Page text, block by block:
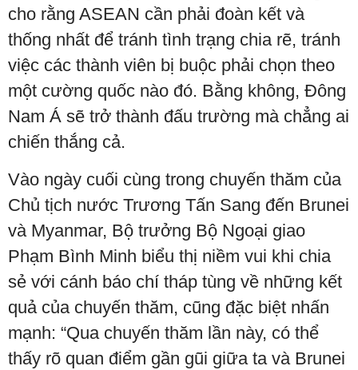
cho rằng ASEAN cần phải đoàn kết và
thống nhất để tránh tình trạng chia rẽ, tránh
việc các thành viên bị buộc phải chọn theo
một cường quốc nào đó. Bằng không, Đông
Nam Á sẽ trở thành đấu trường mà chẳng ai
chiến thắng cả.
Vào ngày cuối cùng trong chuyến thăm của
Chủ tịch nước Trương Tấn Sang đến Brunei
và Myanmar, Bộ trưởng Bộ Ngoại giao
Phạm Bình Minh biểu thị niềm vui khi chia
sẻ với cánh báo chí tháp tùng về những kết
quả của chuyến thăm, cũng đặc biệt nhấn
mạnh: “Qua chuyến thăm lần này, có thể
thấy rõ quan điểm gần gũi giữa ta và Brunei